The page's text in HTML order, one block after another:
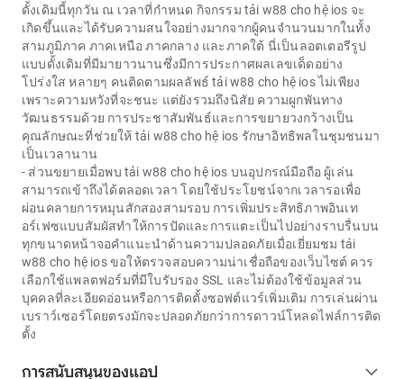
ดั้งเดิมนี้ทุกวัน ณ เวลาที่กำหนด กิจกรรม tải w88 cho hệ ios จะ
เกิดขึ้นและได้รับความสนใจอย่างมากจากผู้คนจำนวนมากในทั้ง
สามภูมิภาค ภาคเหนือ ภาคกลาง และภาคใต้ นี่เป็นลอตเตอรีรูป
แบบดั้งเดิมที่มีมายาวนานซึ่งมีการประกาศผลเลขเด็ดอย่าง
โปร่งใส หลายๆ คนติดตามผลลัพธ์tải w88 cho hệ iosไม่เพียง
เพราะความหวังที่จะชนะ แต่ยังรวมถึงนิสัย ความผูกพันทาง
วัฒนธรรมด้วย การประชาสัมพันธ์และการขยายวงกว้างเป็น
คุณลักษณะที่ช่วยให้ tải w88 cho hệ ios รักษาอิทธิพลในชุมชนมา
เป็นเวลานาน
- ส่วนขยายเมื่อพบ tải w88 cho hệ ios บนอุปกรณ์มือถือ ผู้เล่น
สามารถเข้าถึงได้ตลอดเวลา โดยใช้ประโยชน์จากเวลารอเพื่อ
ผ่อนคลายการหมุนสักสองสามรอบ การเพิ่มประสิทธิภาพอินเท
อร์เฟซแบบสัมผัสทำให้การปัดและการแตะเป็นไปอย่างราบรื่นบน
ทุกขนาดหน้าจอคำแนะนำด้านความปลอดภัยเมื่อเยี่ยมชม tải
w88 cho hệ iosขอให้ตรวจสอบความน่าเชื่อถือของเว็บไซต์ ควร
เลือกใช้แพลตฟอร์มที่มีใบรับรอง SSL และไม่ต้องใช้ข้อมูลส่วน
บุคคลที่ละเอียดอ่อนหรือการติดตั้งซอฟต์แวร์เพิ่มเติม การเล่นผ่าน
เบราว์เซอร์โดยตรงมักจะปลอดภัยกว่าการดาวน์โหลดไฟล์การติด
ตั้ง
การสนับสนุนของแอป expand_more